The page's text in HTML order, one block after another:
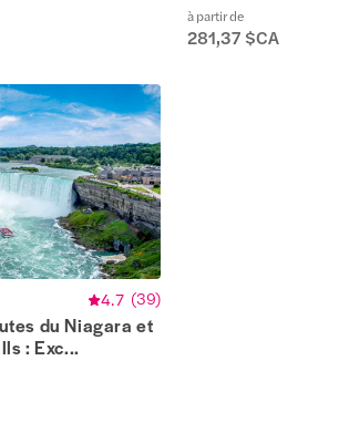
à partir de
281,37 $CA
4.7 (39)
du Niagara et
: Exc...